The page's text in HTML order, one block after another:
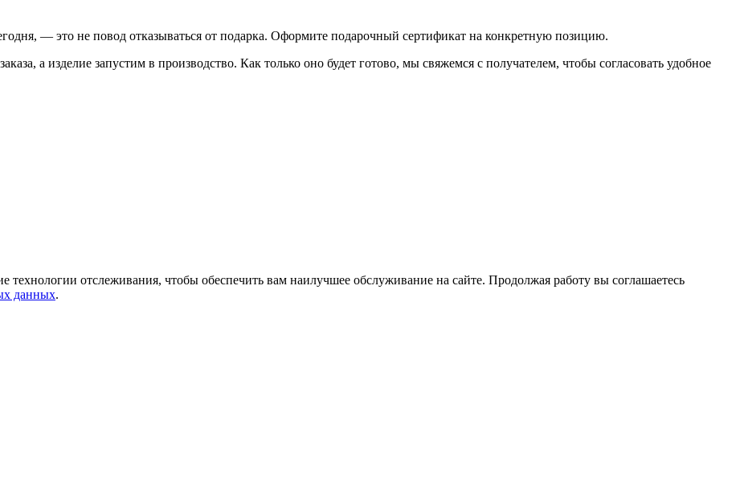
— это не повод отказываться от подарка. Оформите подарочный сертификат на конкретную позицию.
а изделие запустим в производство. Как только оно будет готово, мы свяжемся с получателем, чтобы согласовать удобное
отслеживания, чтобы обеспечить вам наилучшее обслуживание на сайте. Продолжая работу вы соглашаетесь
данных.